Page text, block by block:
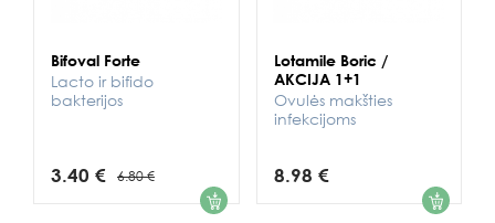
Bifoval Forte
Lacto ir bifido
bakterijos
3.40 € 6.80 € 1
Lotamile Boric /
AKCIJA 1+1
Ovulės makšties
infekcijoms
8.98 € 1